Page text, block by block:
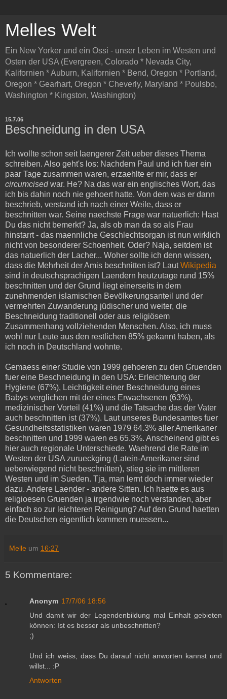
Melles Welt
Ein New Yorker und ein Ossi - unser Leben im Westen und
Osten der USA (Evergreen, Colorado * Nevada City,
Kalifornien * Auburn, Kalifornien * Bend, Oregon * Portland,
Oregon * Gearhart, Oregon * Cheverly, Maryland * Poulsbo,
Washington * Kingston, Washington)
15.7.06
Beschneidung in den USA
Ich wollte schon seit laengerer Zeit ueber dieses Thema
schreiben. Also geht's los: Nachdem Paul und ich fuer ein
paar Tage zusammen waren, erzaehlte er mir, dass er
circumcisedwar. He? Na das war ein englisches Wort, das
ich bis dahin noch nie gehoert hatte. Von dem was er dann
beschrieb, verstand ich nach einer Weile, dass er
beschnitten war. Seine naechste Frage war natuerlich: Hast
Du das nicht bemerkt? Ja, als ob man da so als Frau
hinstarrt - das maennliche Geschlechtsorgan ist nun wirklich
nicht von besonderer Schoenheit. Oder? Naja, seitdem ist
das natuerlich der Lacher... Woher sollte ich denn wissen,
dass die Mehrheit der Amis beschnitten ist? LautWikipedia
sind in deutschsprachigen Laendern heutzutage rund 15%
beschnitten und der Grund liegt einerseits in dem
zunehmenden islamischen Bevölkerungsanteil und der
vermehrten Zuwanderung jüdischer und weiter, die
Beschneidung traditionell oder aus religiösem
Zusammenhang vollziehenden Menschen. Also, ich muss
wohl nur Leute aus den restlichen 85% gekannt haben, als
ich noch in Deutschland wohnte.
Gemaess einer Studie von 1999 gehoeren zu den Gruenden
fuer eine Beschneidung in den USA: Erleichterung der
Hygiene (67%), Leichtigkeit einer Beschneidung eines
Babys verglichen mit der eines Erwachsenen (63%),
medizinischer Vorteil (41%) und die Tatsache das der Vater
auch beschnitten ist (37%). Laut unseres Bundesamtes fuer
Gesundheitsstatistiken waren 1979 64.3% aller Amerikaner
beschnitten und 1999 waren es 65.3%. Anscheinend gibt es
hier auch regionale Unterschiede. Waehrend die Rate im
Westen der USA zurueckging (Latein-Amerikaner sind
ueberwiegend nicht beschnitten), stieg sie im mittleren
Westen und im Sueden. Tja, man lernt doch immer wieder
dazu. Andere Laender - andere Sitten. Ich haette es aus
religioesen Gruenden ja irgendwie noch verstanden, aber
einfach so zur leichteren Reinigung? Auf den Grund haetten
die Deutschen eigentlich kommen muessen...
Melle um 16:27
5 Kommentare:
Anonym 17/7/06 18:56
Und damit wir der Legendenbildung mal Einhalt gebieten
können: Ist es besser als unbeschnitten?
;)
Und ich weiss, dass Du darauf nicht anworten kannst und
willst... :P
Antworten